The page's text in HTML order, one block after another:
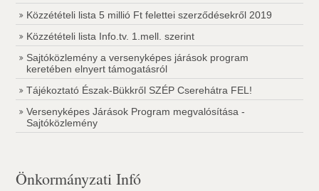
Közzétételi lista 5 millió Ft felettei szerződésekről 2019
Közzétételi lista Info.tv. 1.mell. szerint
Sajtóközlemény a versenyképes járások program
keretében elnyert támogatásról
Tájékoztató Észak-Bükkről SZÉP Cserehátra FEL!
Versenyképes Járások Program megvalósítása -
Sajtóközlemény
Önkormányzati Infó